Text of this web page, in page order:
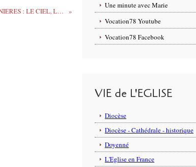
NOTRE DAME DE FATIMA PARLE DES FINS DERNIERES : LE CIEL, LE PURGATOIRE ET L’ENFER
Une minute avec Marie
Vocation78 Youtube
Vocation78 Facebook
VIE de L'EGLISE
Diocèse
Diocèse - Cathédrale - historique
Doyenné
L'Eglise en France